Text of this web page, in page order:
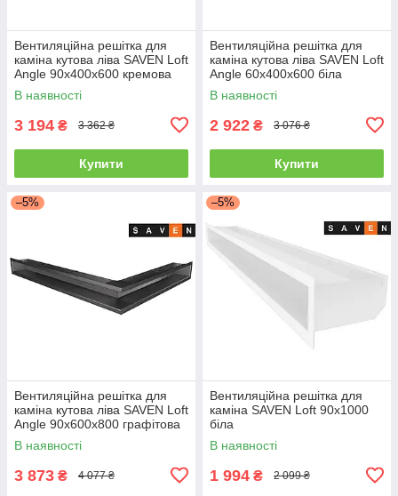
Вентиляційна решітка для
каміна кутова ліва SAVEN Loft
Angle 90х400х600 кремова
В наявності
3 194 ₴ 3 362 ₴
Купити
Вентиляційна решітка для
каміна кутова ліва SAVEN Loft
Angle 60х400х600 біла
В наявності
2 922 ₴ 3 076 ₴
Купити
–5%
Вентиляційна решітка для
каміна кутова ліва SAVEN Loft
Angle 90х600х800 графітова
В наявності
3 873 ₴ 4 077 ₴
–5%
Вентиляційна решітка для
каміна SAVEN Loft 90х1000
біла
В наявності
1 994 ₴ 2 099 ₴